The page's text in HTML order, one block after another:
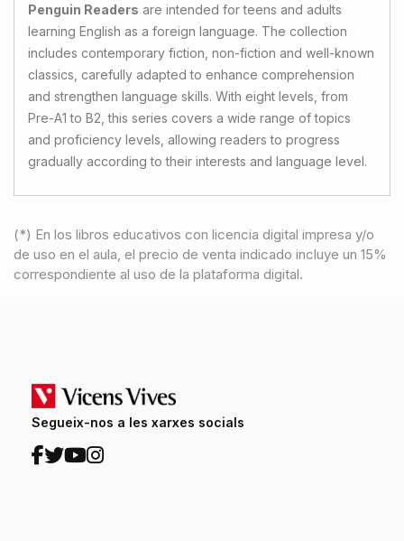
Penguin Readers are intended for teens and adults
learning English as a foreign language. The collection
includes contemporary fiction, non-fiction and well-known
classics, carefully adapted to enhance comprehension
and strengthen language skills. With eight levels, from
Pre-A1 to B2, this series covers a wide range of topics
and proficiency levels, allowing readers to progress
gradually according to their interests and language level.
(*) En los libros educativos con licencia digital impresa y/o
de uso en el aula, el precio de venta indicado incluye un 15%
correspondiente al uso de la plataforma digital.
Segueix-nos a les xarxes socials